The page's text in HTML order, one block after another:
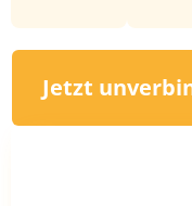
Jetzt